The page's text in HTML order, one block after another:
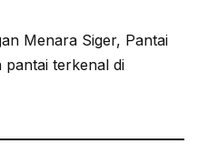
Menara Siger, Pantai
pantai terkenal di